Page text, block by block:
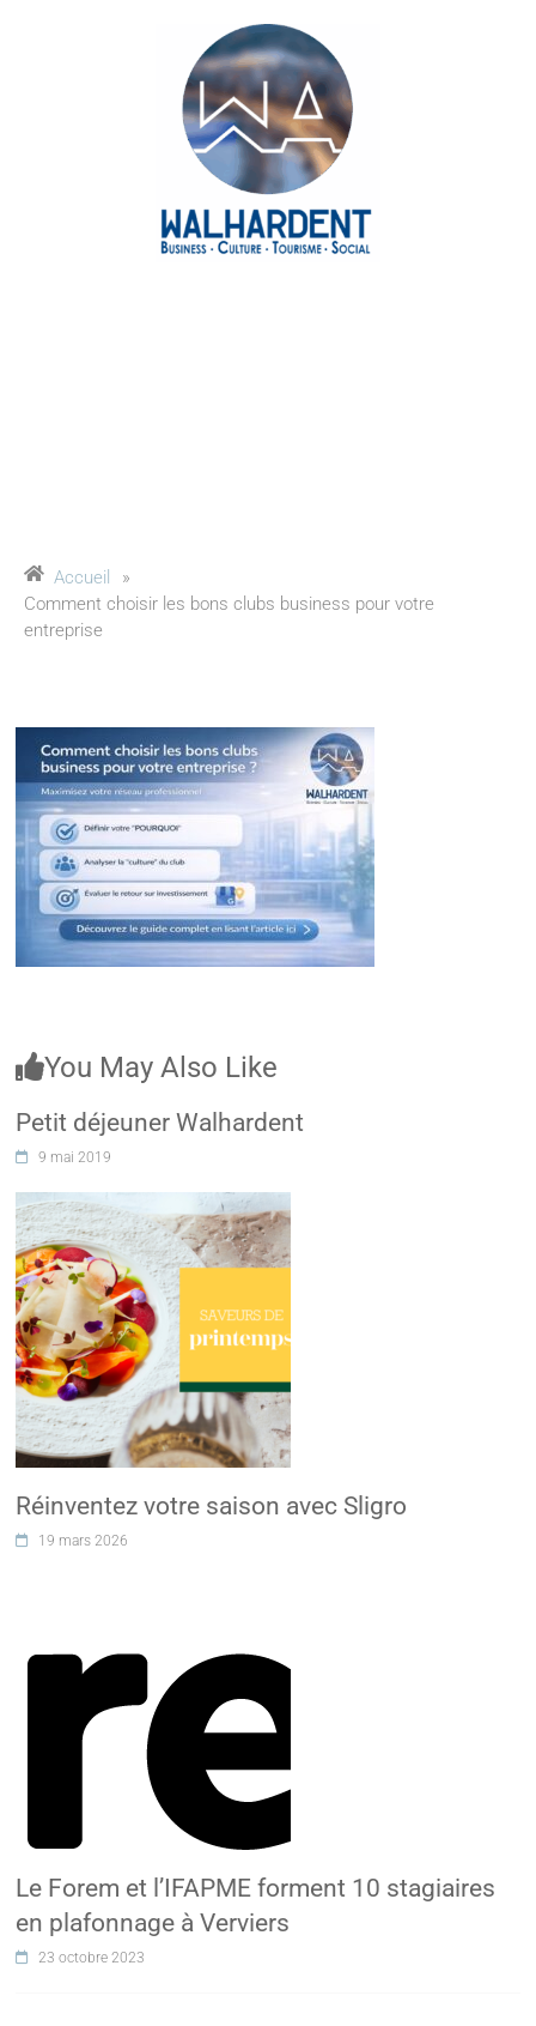
Accueil
»
Comment choisir les bons clubs business pour votre
entreprise
You May Also Like
Petit déjeuner Walhardent
9 mai 2019
Réinventez votre saison avec Sligro
19 mars 2026
Le Forem et l’IFAPME forment 10 stagiaires
en plafonnage à Verviers
23 octobre 2023